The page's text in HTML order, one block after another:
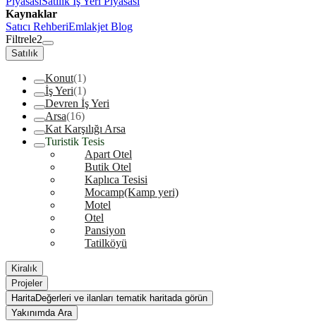
Kaynaklar
Satıcı RehberiEmlakjet Blog
Filtrele2
Satılık
Konut(1)
İş Yeri(1)
Devren İş Yeri
Arsa(16)
Kat Karşılığı Arsa
Turistik Tesis
Apart Otel
Butik Otel
Kaplıca Tesisi
Mocamp(Kamp yeri)
Motel
Otel
Pansiyon
Tatilköyü
Kiralık
Projeler
HaritaDeğerleri ve ilanları tematik haritada görün
Yakınımda Ara